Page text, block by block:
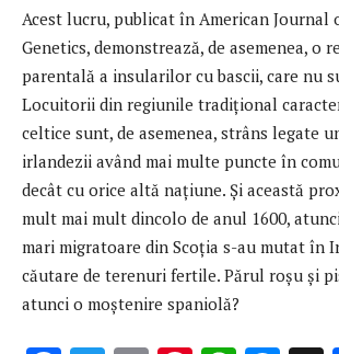
Acest lucru, publicat în American Journal
Genetics, demonstrează, de asemenea, o
parentală a insularilor cu bascii, care nu
Locuitorii din regiunile tradițional
celtice sunt, de asemenea, strâns legate
irlandezii având mai multe puncte în
decât cu orice altă națiune. Și această
mult mai mult dincolo de anul 1600,
mari migratoare din Scoția s-au mutat în
căutare de terenuri fertile. Părul roșu și
atunci o moștenire spaniolă?